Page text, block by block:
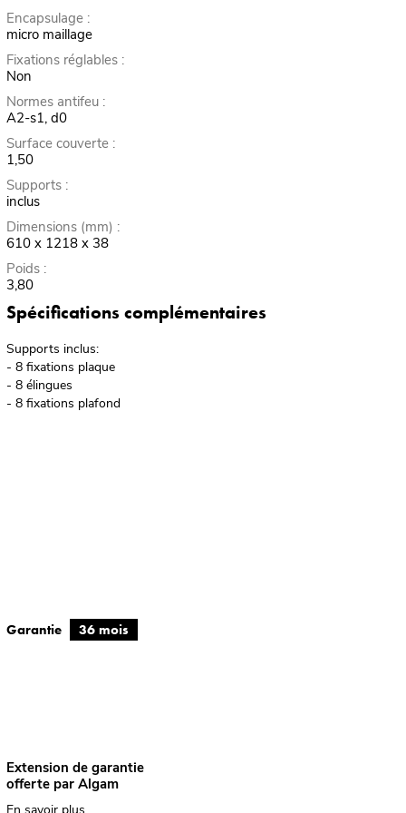
Encapsulage :
micro maillage
Fixations réglables :
Non
Normes antifeu :
A2-s1, d0
Surface couverte :
1,50
Supports :
inclus
Dimensions (mm) :
610 x 1218 x 38
Poids :
3,80
Spécifications complémentaires
Supports inclus:
- 8 fixations plaque
- 8 élingues
- 8 fixations plafond
Garantie 36 mois
Extension de garantie
offerte par Algam